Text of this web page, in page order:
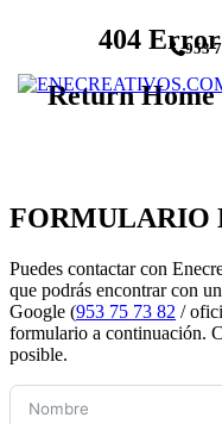
contenido
953
404
Return Home
FORMULARIO
Puedes contactar con
que podrás encontrar con
Google (953 75 73 82 /
formulario a continuación.
posible.